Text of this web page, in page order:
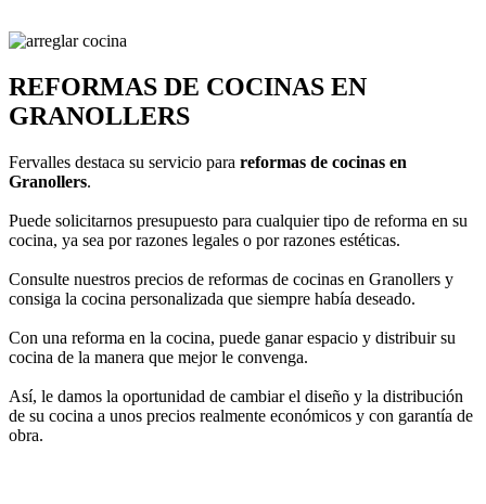
REFORMAS DE COCINAS EN
GRANOLLERS
Fervalles destaca su servicio para reformas de cocinas en
Granollers.
Puede solicitarnos presupuesto para cualquier tipo de reforma en su
cocina, ya sea por razones legales o por razones estéticas.
Consulte nuestros precios de reformas de cocinas en Granollers y
consiga la cocina personalizada que siempre habí­a deseado.
Con una reforma en la cocina, puede ganar espacio y distribuir su
cocina de la manera que mejor le convenga.
Así­, le damos la oportunidad de cambiar el diseño y la distribución
de su cocina a unos precios realmente económicos y con garantí­a de
obra.